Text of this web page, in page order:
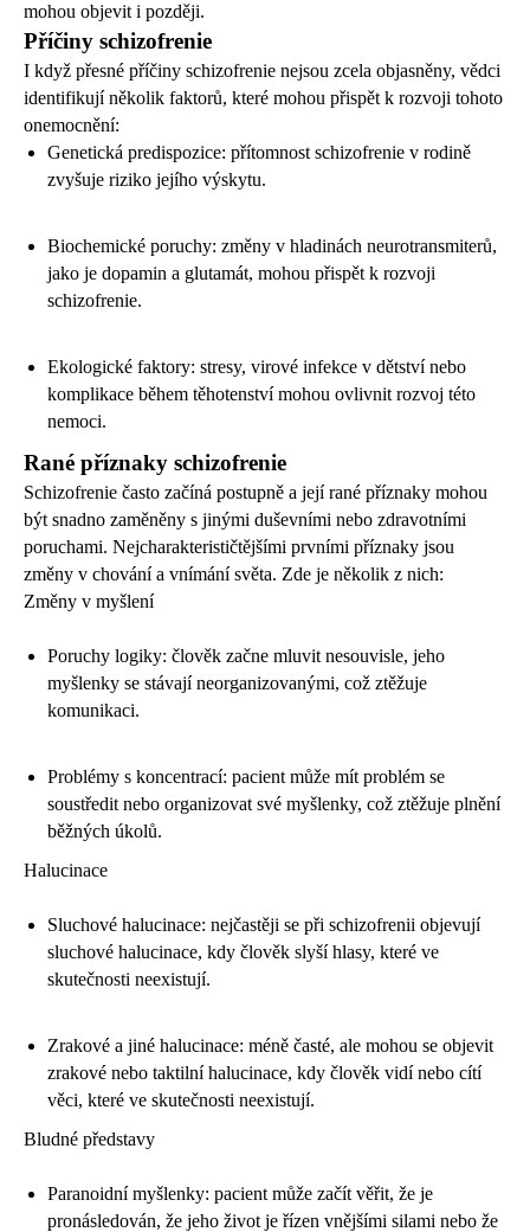
mohou objevit i později.
Příčiny schizofrenie
I když přesné příčiny schizofrenie nejsou zcela objasněny, vědci
identifikují několik faktorů, které mohou přispět k rozvoji tohoto
onemocnění:
Genetická predispozice: přítomnost schizofrenie v rodině
zvyšuje riziko jejího výskytu.
Biochemické poruchy: změny v hladinách neurotransmiterů,
jako je dopamin a glutamát, mohou přispět k rozvoji
schizofrenie.
Ekologické faktory: stresy, virové infekce v dětství nebo
komplikace během těhotenství mohou ovlivnit rozvoj této
nemoci.
Rané příznaky schizofrenie
Schizofrenie často začíná postupně a její rané příznaky mohou
být snadno zaměněny s jinými duševními nebo zdravotními
poruchami. Nejcharakterističtějšími prvními příznaky jsou
změny v chování a vnímání světa. Zde je několik z nich:
Změny v myšlení
Poruchy logiky: člověk začne mluvit nesouvisle, jeho
myšlenky se stávají neorganizovanými, což ztěžuje
komunikaci.
Problémy s koncentrací: pacient může mít problém se
soustředit nebo organizovat své myšlenky, což ztěžuje plnění
běžných úkolů.
Halucinace
Sluchové halucinace: nejčastěji se při schizofrenii objevují
sluchové halucinace, kdy člověk slyší hlasy, které ve
skutečnosti neexistují.
Zrakové a jiné halucinace: méně časté, ale mohou se objevit
zrakové nebo taktilní halucinace, kdy člověk vidí nebo cítí
věci, které ve skutečnosti neexistují.
Bludné představy
Paranoidní myšlenky: pacient může začít věřit, že je
pronásledován, že jeho život je řízen vnějšími silami nebo že